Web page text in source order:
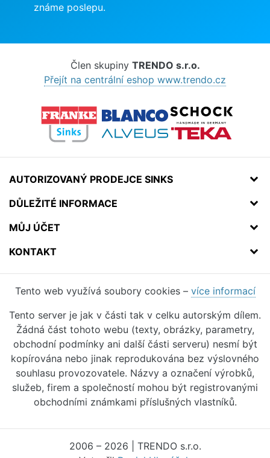
známe poslepu.
Člen skupiny TRENDO s.r.o.
Přejít na centrální eshop www.trendo.cz
AUTORIZOVANÝ PRODEJCE SINKS
DŮLEŽITÉ INFORMACE
MŮJ ÚČET
KONTAKT
Tento web využívá soubory cookies – více informací
Tento server je jak v části tak v celku autorským dílem.
Žádná část tohoto webu (texty, obrázky, parametry,
obchodní podmínky ani další části serveru) nesmí být
kopírována nebo jinak reprodukována bez výslovného
souhlasu provozovatele. Názvy a označení výrobků,
služeb, firem a společností mohou být registrovanými
obchodními známkami příslušných vlastníků.
2006 – 2026 | TRENDO s.r.o.